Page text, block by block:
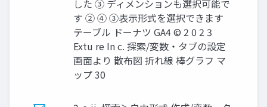
した ③ ディメンションも選択可能で
す ② ④ ③表示形式を選択できます
テーブル ドーナツ GA4 © 2 0 2 3
Extu re In c. 探索/変数・タブの設定
画面より 散布図 折れ線 棒グラフ マ
ップ 30